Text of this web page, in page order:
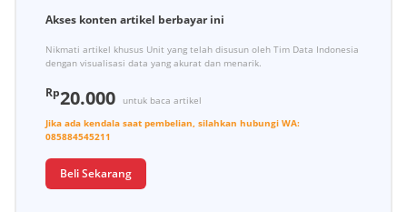
Akses konten artikel berbayar ini
Nikmati artikel khusus Unit yang telah disusun oleh Tim Data Indonesia
dengan visualisasi data yang akurat dan menarik.
Rp20.000
untuk baca artikel
Jika ada kendala saat pembelian, silahkan hubungi WA:
085884545211
Beli Sekarang